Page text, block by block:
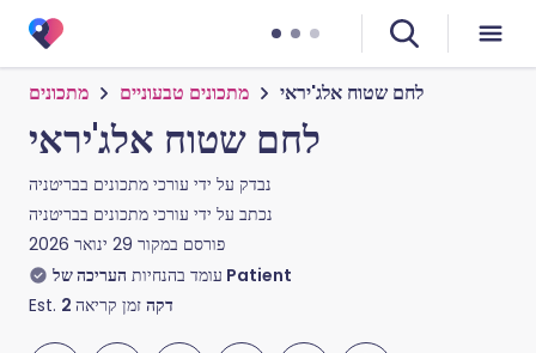
מתכונים מתכונים טבעוניים לחם שטוח אלג'יראי
לחם שטוח אלג'יראי
נבדק על ידי עורכי מתכונים בבריטניה
נכתב על ידי עורכי מתכונים בבריטניה
פורסם במקור 29 ינואר 2026
עומד בהנחיות העריכה של Patient
Est. 2 דקה זמן קריאה